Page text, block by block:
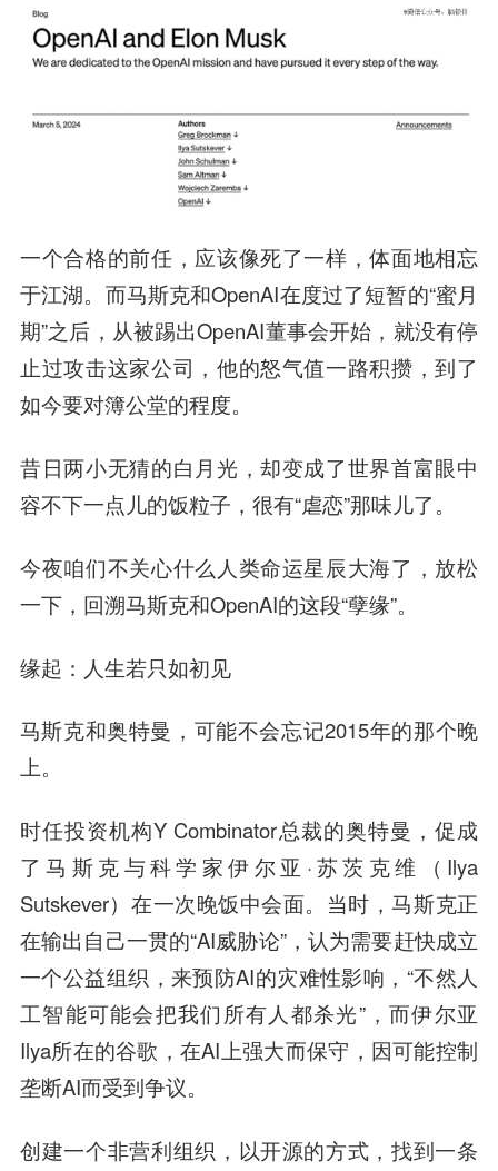
一个合格的前任，应该像死了一样，体面地相忘
于江湖。而马斯克和OpenAI在度过了短暂的“蜜月
期”之后，从被踢出OpenAI董事会开始，就没有停
止过攻击这家公司，他的怒气值一路积攒，到了
如今要对簿公堂的程度。
昔日两小无猜的白月光，却变成了世界首富眼中
容不下一点儿的饭粒子，很有“虐恋”那味儿了。
今夜咱们不关心什么人类命运星辰大海了，放松
一下，回溯马斯克和OpenAI的这段“孽缘”。
缘起：人生若只如初见
马斯克和奥特曼，可能不会忘记2015年的那个晚
上。
时任投资机构Y Combinator总裁的奥特曼，促成
了马斯克与科学家伊尔亚·苏茨克维（Ilya
Sutskever）在一次晚饭中会面。当时，马斯克正
在输出自己一贯的“AI威胁论”，认为需要赶快成立
一个公益组织，来预防AI的灾难性影响，“不然人
工智能可能会把我们所有人都杀光”，而伊尔亚
Ilya所在的谷歌，在AI上强大而保守，因可能控制
垄断AI而受到争议。
创建一个非营利组织，以开源的方式，找到一条